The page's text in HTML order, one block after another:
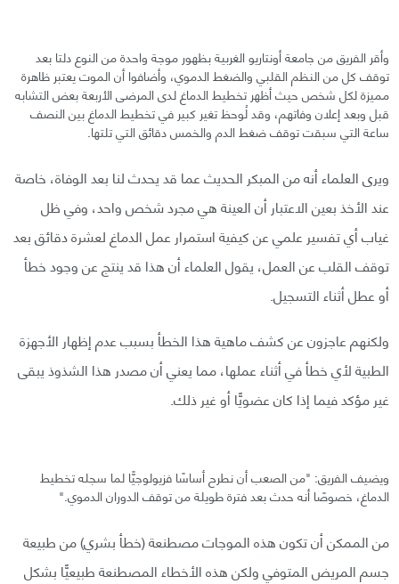
وأقر الفريق من جامعة أونتاريو الغربية بظهور موجة واحدة من النوع دلتا بعد
توقف كل من النظم القلبي والضغط الدموي، وأضافوا أن الموت يعتبر ظاهرة
مميزة لكل شخص حيث أظهر تخطيط الدماغ لدى المرضى الأربعة بعض التشابه
قبل وبعد إعلان وفاتهم، وقد لُوحظ تغير كبير في تخطيط الدماغ بين النصف
ساعة التي سبقت توقف ضغط الدم والخمس دقائق التي تلتها.
ويرى العلماء أنه من المبكر الحديث عما قد يحدث لنا بعد الوفاة، خاصة
عند الأخذ بعين الاعتبار أن العينة هي مجرد شخص واحد، وفي ظل
غياب أي تفسير علمي عن كيفية استمرار عمل الدماغ لعشرة دقائق بعد
توقف القلب عن العمل، يقول العلماء أن هذا قد ينتج عن وجود خطأ
أو عطل أثناء التسجيل.
ولكنهم عاجزون عن كشف ماهية هذا الخطأ بسبب عدم إظهار الأجهزة
الطبية لأي خطأ في أثناء عملها، مما يعني أن مصدر هذا الشذوذ يبقى
غير مؤكد فيما إذا كان عضويًّا أو غير ذلك.
ويضيف الفريق: "من الصعب أن نطرح أساسًا فزيولوجيًّا لما سجله تخطيط
الدماغ، خصوصًا أنه حدث بعد فترة طويلة من توقف الدوران الدموي."
من الممكن أن تكون هذه الموجات مصطنعة (خطأ بشري) من طبيعة
جسم المريض المتوفي ولكن هذه الأخطاء المصطنعة طبيعيًّا بشكل